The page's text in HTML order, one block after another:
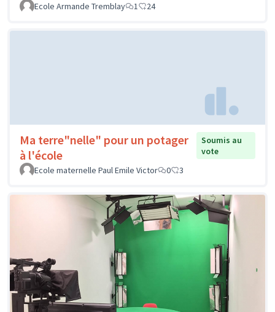
Ecole Armande Tremblay
1 24
Ma terre"nelle" pour un potager
à l'école
Soumis au
vote
Ecole maternelle Paul Emile Victor
0 3